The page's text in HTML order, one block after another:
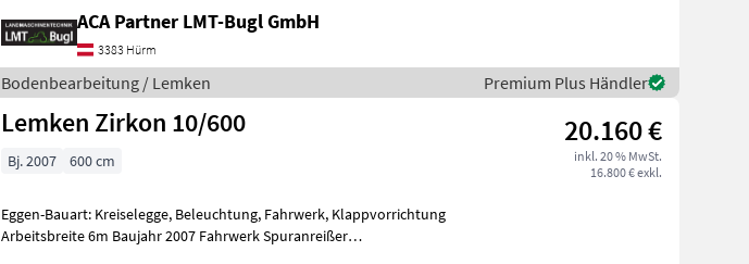
ACA Partner LMT-Bugl GmbH
3383 Hürm
Bodenbearbeitung / Lemken Premium Plus Händler
Lemken Zirkon 10/600 20.160 €
inkl. 20 % MwSt.
16.800 € exkl.
Bj. 2007 600 cm
Eggen-Bauart: Kreiselegge, Beleuchtung, Fahrwerk, Klappvorrichtung
Arbeitsbreite 6m Baujahr 2007 Fahrwerk Spuranreißer